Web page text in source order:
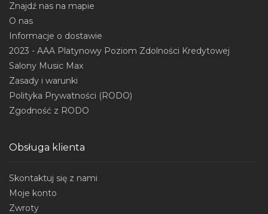
Znajdź nas na mapie
O nas
Informacje o dostawie
2023 - AAA Platynowy Poziom Zdolności Kredytowej
Salony Music Max
Zasady i warunki
Polityka Prywatności (RODO)
Zgodność z RODO
Obsługa klienta
Skontaktuj się z nami
Moje konto
Zwroty